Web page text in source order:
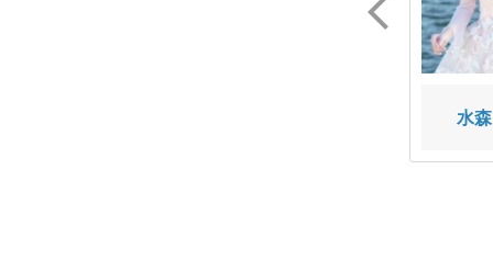
水